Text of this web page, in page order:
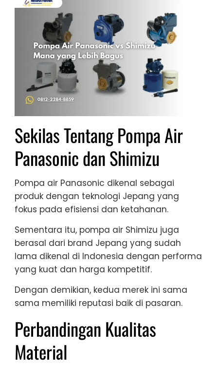
Sekilas Tentang Pompa Air
Panasonic dan Shimizu
Pompa air Panasonic dikenal sebagai
produk dengan teknologi Jepang yang
fokus pada efisiensi dan ketahanan.
Sementara itu, pompa air Shimizu juga
berasal dari brand Jepang yang sudah
lama dikenal di Indonesia dengan performa
yang kuat dan harga kompetitif.
Dengan demikian, kedua merek ini sama
sama memiliki reputasi baik di pasaran.
Perbandingan Kualitas
Material